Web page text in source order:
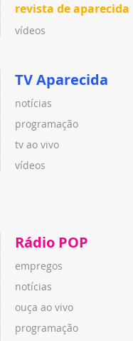
revista de aparecida
vídeos
TV Aparecida
notícias
programação
tv ao vivo
vídeos
Rádio POP
empregos
notícias
ouça ao vivo
programação